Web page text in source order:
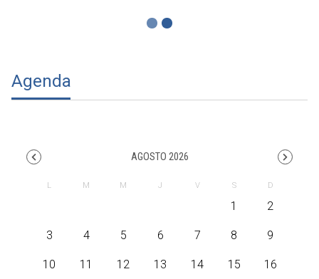
Agenda
AGOSTO 2026
1 2
3 4 5 6 7 8 9
10 11 12 13 14 15 16